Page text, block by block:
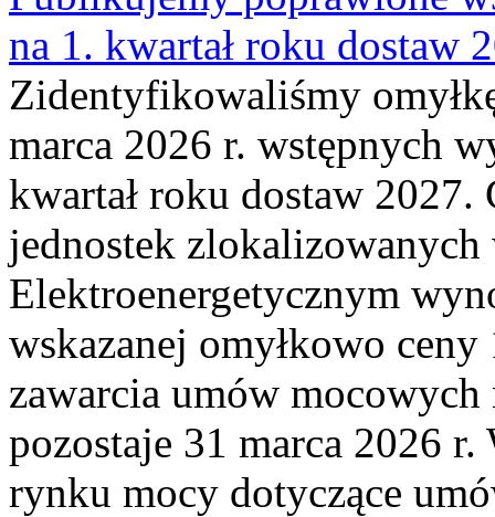
na 1. kwartał roku dostaw
Zidentyfikowaliśmy
marca 2026 r. wstępnych
kwartał roku dostaw
jednostek
Elektroenergetycznym
wskazanej omyłkowo
zawarcia umów
pozostaje 31 marca 2026
rynku mocy dotyczące